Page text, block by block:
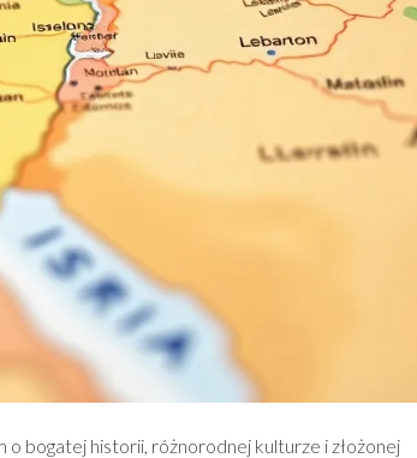
o bogatej historii, różnorodnej kulturze i złożonej